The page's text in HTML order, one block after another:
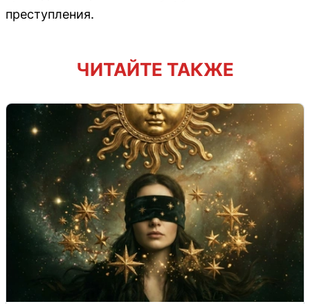
преступления.
ЧИТАЙТЕ ТАКЖЕ